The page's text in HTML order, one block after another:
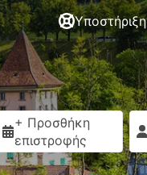
Υποστήριξη
+ Προσθήκη
επιστροφής